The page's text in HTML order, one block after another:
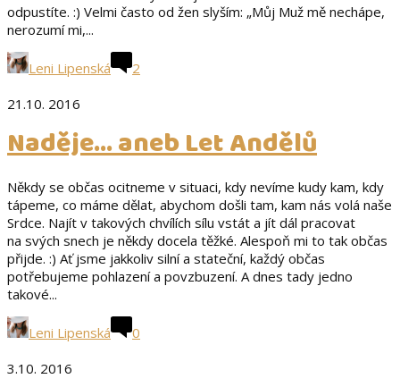
odpustíte. :) Velmi často od žen slyším: „Můj Muž mě nechápe,
nerozumí mi,...
Leni Lipenská
2
21.10. 2016
Naděje… aneb Let Andělů
Někdy se občas ocitneme v situaci, kdy nevíme kudy kam, kdy
tápeme, co máme dělat, abychom došli tam, kam nás volá naše
Srdce. Najít v takových chvílích sílu vstát a jít dál pracovat
na svých snech je někdy docela těžké. Alespoň mi to tak občas
přijde. :) Ať jsme jakkoliv silní a stateční, každý občas
potřebujeme pohlazení a povzbuzení. A dnes tady jedno
takové...
Leni Lipenská
0
3.10. 2016